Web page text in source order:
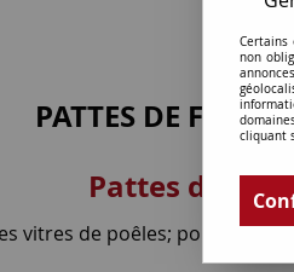
PATTES DE
Pattes de
vitres de poêles; poignées et
Certains
non
cliquant